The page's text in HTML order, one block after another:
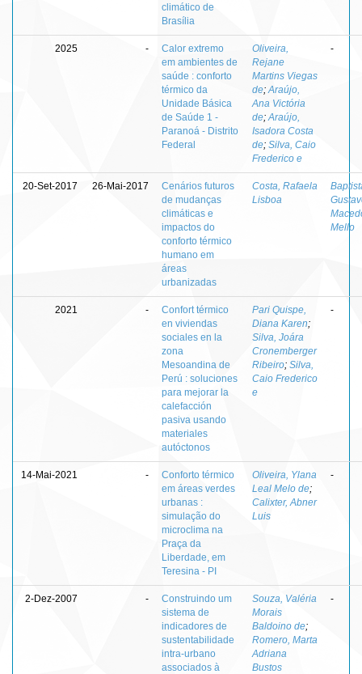
climático de
Brasília
2025 -
Calor extremo
em ambientes de
saúde : conforto
térmico da
Unidade Básica
de Saúde 1 -
Paranoá - Distrito
Federal
Oliveira,
Rejane
Martins Viegas
de; Araújo,
Ana Victória
de; Araújo,
Isadora Costa
de; Silva, Caio
Frederico e
-
20-Set-2017 26-Mai-2017
Cenários futuros
de mudanças
climáticas e
impactos do
conforto térmico
humano em
áreas
urbanizadas
Costa, Rafaela
Lisboa
Mello
2021 -
Confort térmico
en viviendas
sociales en la
zona
Mesoandina de
Perú : soluciones
para mejorar la
calefacción
pasiva usando
materiales
autóctonos
Pari Quispe,
Diana Karen;
Silva, Joára
Cronemberger
Ribeiro; Silva,
Caio Frederico
e
-
14-Mai-2021 -
Conforto térmico
em áreas verdes
urbanas :
simulação do
microclima na
Praça da
Liberdade, em
Teresina - PI
Oliveira, Ylana
Leal Melo de;
Calixter, Abner
Luis
-
2-Dez-2007 -
Construindo um
sistema de
indicadores de
sustentabilidade
intra-urbano
associados à
Souza, Valéria
Morais
Baldoino de;
Romero, Marta
Adriana
Bustos
-